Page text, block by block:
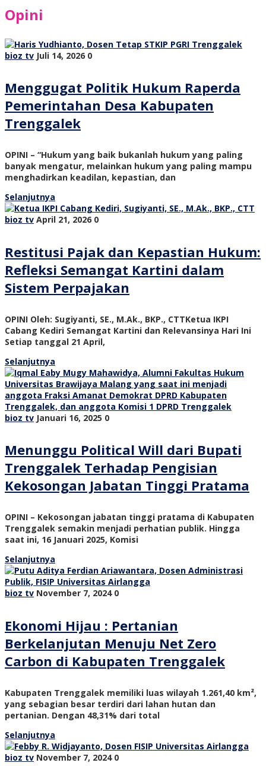
Opini
bioz tv Juli 14, 2026 0
Menggugat Politik Hukum Raperda
Pemerintahan Desa Kabupaten
Trenggalek
OPINI – “Hukum yang baik bukanlah hukum yang paling
banyak mengatur, melainkan hukum yang paling mampu
menghadirkan keadilan, kepastian, dan
Selanjutnya
bioz tv April 21, 2026 0
Restitusi Pajak dan Kepastian Hukum:
Refleksi Semangat Kartini dalam
Sistem Perpajakan
OPINI Oleh: Sugiyanti, SE., M.Ak., BKP., CTTKetua IKPI
Cabang Kediri Semangat Kartini dan Relevansinya Hari Ini
Setiap tanggal 21 April,
Selanjutnya
bioz tv Januari 16, 2025 0
Menunggu Political Will dari Bupati
Trenggalek Terhadap Pengisian
Kekosongan Jabatan Tinggi Pratama
OPINI – Kekosongan jabatan tinggi pratama di Kabupaten
Trenggalek semakin menjadi perhatian publik. Hingga
saat ini, 16 Januari 2025, Komisi
Selanjutnya
bioz tv November 7, 2024 0
Ekonomi Hijau : Pertanian
Berkelanjutan Menuju Net Zero
Carbon di Kabupaten Trenggalek
Kabupaten Trenggalek memiliki luas wilayah 1.261,40 km²,
yang sebagian besar terdiri dari lahan hutan dan
pertanian. Dengan 48,31% dari total
Selanjutnya
bioz tv November 7, 2024 0